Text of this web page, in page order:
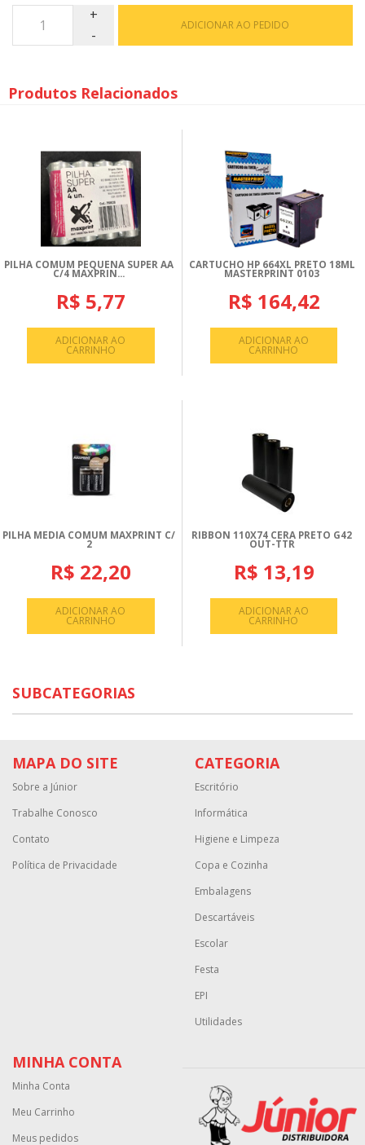
ADICIONAR AO PEDIDO
Produtos Relacionados
PILHA COMUM PEQUENA SUPER AA
C/4 MAXPRIN...
R$ 5,77
ADICIONAR AO
CARRINHO
CARTUCHO HP 664XL PRETO 18ML
MASTERPRINT 0103
R$ 164,42
ADICIONAR AO
CARRINHO
PILHA MEDIA COMUM MAXPRINT C/
2
R$ 22,20
ADICIONAR AO
CARRINHO
RIBBON 110X74 CERA PRETO G42
OUT-TTR
R$ 13,19
ADICIONAR AO
CARRINHO
SUBCATEGORIAS
MAPA DO SITE
Sobre a Júnior
Trabalhe Conosco
Contato
Política de Privacidade
CATEGORIA
Escritório
Informática
Higiene e Limpeza
Copa e Cozinha
Embalagens
Descartáveis
Escolar
Festa
EPI
Utilidades
MINHA CONTA
Minha Conta
Meu Carrinho
Meus pedidos